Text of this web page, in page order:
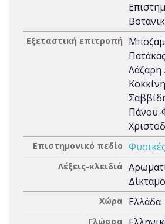
Εξεταστική επιτροπή
Λάζαρη
Πάνου-
Επιστημονικό πεδίο
Λέξεις-κλειδιά
Χώρα Ελλάδα
Γλώσσα